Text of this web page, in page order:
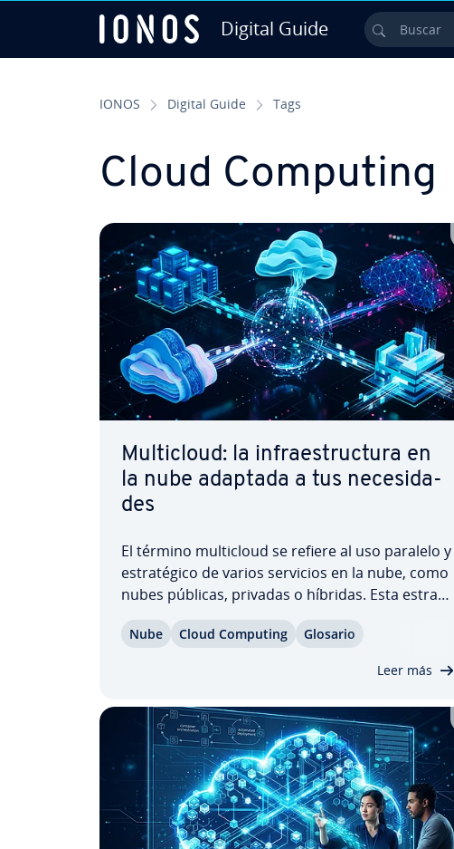
Digital Guide Buscar
IONOS Digital Guide Tags
Cloud Computing
Mu­l­ti­cloud: la in­frae­s­tru­c­tu­ra en
la nube adaptada a tus ne­ce­si­da­
des
El término mu­l­ti­cloud se refiere al uso paralelo y
es­tra­té­gi­co de varios servicios en la nube, como
nubes públicas, privadas o híbridas. Esta es­tra­
vee­do­res para elegir la mejor opción para cada
Nube Cloud Computing Glosario
Leer más